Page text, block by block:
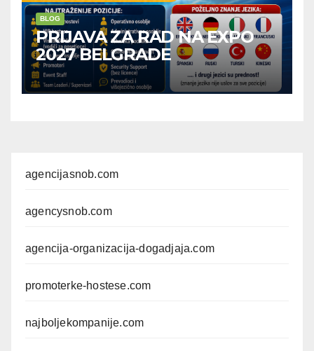
BLOG
PRIJAVA ZA RAD NA EXPO
2027 BELGRADE
agencijasnob.com
agencysnob.com
agencija-organizacija-dogadjaja.com
promoterke-hostese.com
najboljekompanije.com